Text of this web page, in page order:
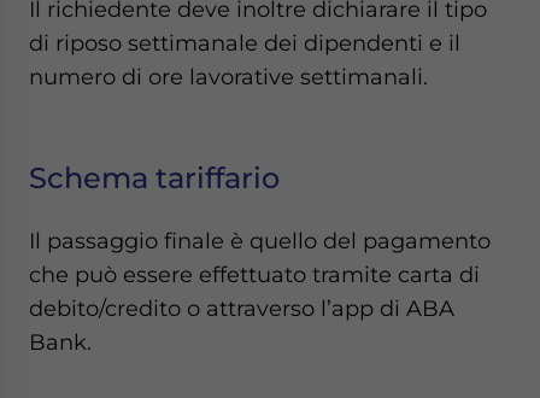
Il richiedente deve inoltre dichiarare il tipo
di riposo settimanale dei dipendenti e il
numero di ore lavorative settimanali.
Schema tariffario
Il passaggio finale è quello del pagamento
che può essere effettuato tramite carta di
debito/credito o attraverso l’app di ABA
Bank.